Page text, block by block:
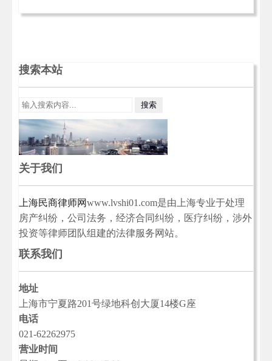
搜索本站
关于我们
上海民商律师网www.lvshi01.com是由上海专业于处理
房产纠纷，公司法务，经济合同纠纷，医疗纠纷，涉外
投资等律师团队组建的法律服务网站。
联系我们
地址
上海市宁夏路201号绿地科创大厦14楼G座
电话
021-62262975
营业时间